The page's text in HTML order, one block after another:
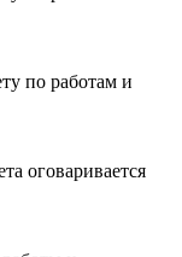
по работам и
оговаривается